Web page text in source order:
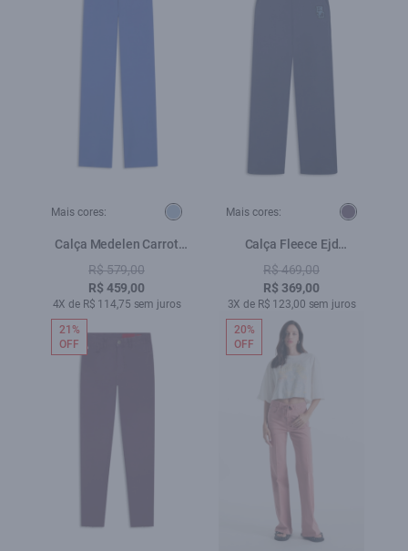
Mais cores:
Calça Medelen Carrot
Azul Claro
R$ 579,00
R$ 459,00
4X de R$ 114,75 sem juros
Mais cores:
Calça Fleece Ejd
Embroidery Wide Leg
Purple Blue
R$ 469,00
R$ 369,00
3X de R$ 123,00 sem juros
21%
OFF
20%
OFF